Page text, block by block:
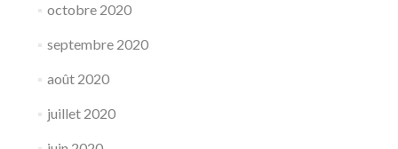
octobre 2020
septembre 2020
août 2020
juillet 2020